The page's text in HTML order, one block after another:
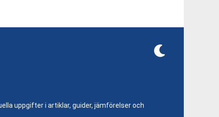
uppgifter i artiklar, guider, jämförelser och